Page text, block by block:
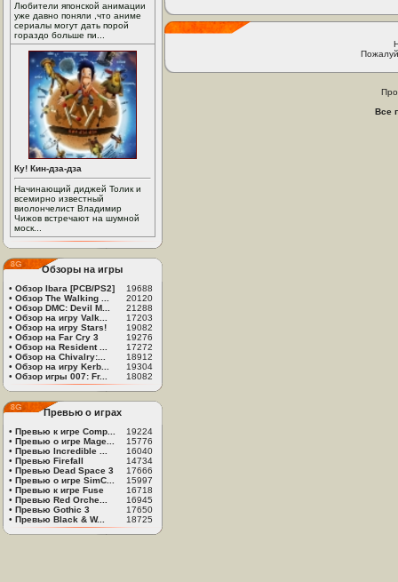
Любители японской анимации
уже давно поняли ,что аниме
сериалы могут дать порой
гораздо больше пи...
Ку! Кин-дза-дза
Начинающий диджей Толик и
всемирно известный
виолончелист Владимир
Чижов встречают на шумной
моск...
Обзоры на игры
• Обзор Ibara [PCB/PS2]
19688
• Обзор The Walking ...
20120
• Обзор DMC: Devil M...
21288
• Обзор на игру Valk...
17203
• Обзор на игру Stars!
19082
• Обзор на Far Cry 3
19276
• Обзор на Resident ...
17272
• Обзор на Chivalry:...
18912
• Обзор на игру Kerb...
19304
• Обзор игры 007: Fr... 18082
Превью о играх
• Превью к игре Comp...
19224
• Превью о игре Mage...
15776
• Превью Incredible ...
16040
• Превью Firefall
14734
• Превью Dead Space 3
17666
• Превью о игре SimC...
15997
• Превью к игре Fuse
16718
• Превью Red Orche...
16945
• Превью Gothic 3
17650
• Превью Black & W... 18725
Все